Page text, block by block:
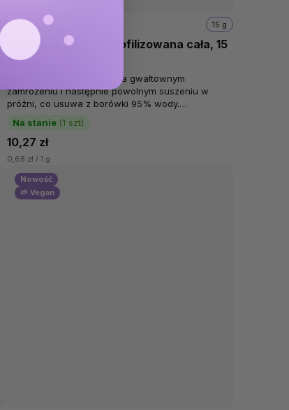
Allnature Borówka liofilizowana cała, 15
g
Na stanie (1 szt)
15 g
10,27 zł
0,68 zł / 1 g
Proces liofilizacji polega na gwałtownym
zamrożeniu i następnie powolnym suszeniu w
próżni, co usuwa z borówki 95% wody.
Liofilizowane borówki Allnature nie są
dosładzane....
Nowość
🌱 Vegan